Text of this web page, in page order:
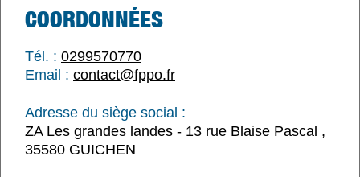
COORDONNÉES
Tél. : 0299570770
Email : contact@fppo.fr
Adresse du siège social :
ZA Les grandes landes - 13 rue Blaise Pascal ,
35580 GUICHEN